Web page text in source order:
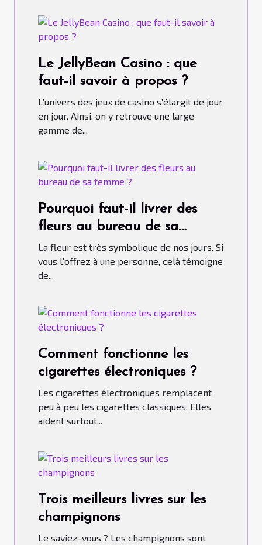
Le JellyBean Casino : que
faut-il savoir à propos ?
L’univers des jeux de casino s’élargit de jour
en jour. Ainsi, on y retrouve une large
gamme de...
Pourquoi faut-il livrer des
fleurs au bureau de sa
femme ?
La fleur est très symbolique de nos jours. Si
vous l’offrez à une personne, celà témoigne
de...
Comment fonctionne les
cigarettes électroniques ?
Les cigarettes électroniques remplacent
peu à peu les cigarettes classiques. Elles
aident surtout...
Trois meilleurs livres sur les
champignons
Le saviez-vous ? Les champignons sont